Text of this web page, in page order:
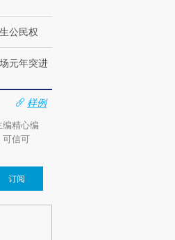
公民权
元年突进
样例
精心编
可信可
订阅